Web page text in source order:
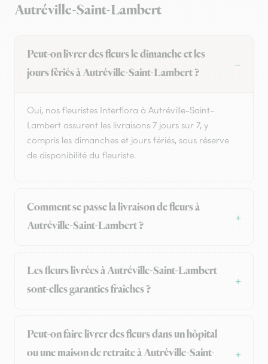
Autréville-Saint-Lambert
Peut-on livrer des fleurs le dimanche et les
jours fériés à Autréville-Saint-Lambert ?
Oui, nos fleuristes Interflora à Autréville-Saint-
Lambert assurent les livraisons 7 jours sur 7, y
compris les dimanches et jours fériés, sous réserve
de disponibilité du fleuriste.
Comment se passe la livraison de fleurs à
Autréville-Saint-Lambert ?
Les fleurs livrées à Autréville-Saint-Lambert
sont-elles garanties fraîches ?
Peut-on faire livrer des fleurs dans un hôpital
ou une maison de retraite à Autréville-Saint-